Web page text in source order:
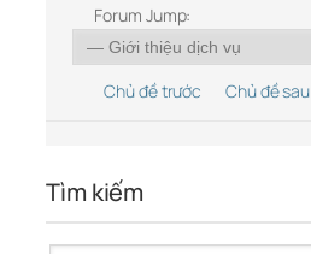
Forum Jump:
Chủ đề trước Chủ đề sau
Tìm kiếm